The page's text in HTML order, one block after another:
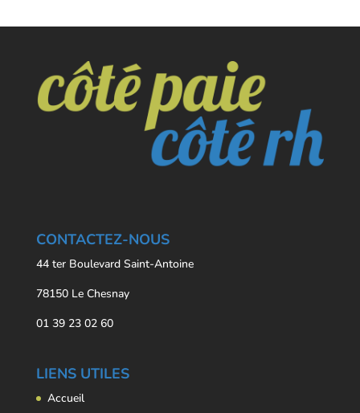
CONTACTEZ-NOUS
44 ter Boulevard Saint-Antoine
78150 Le Chesnay
01 39 23 02 60
LIENS UTILES
Accueil